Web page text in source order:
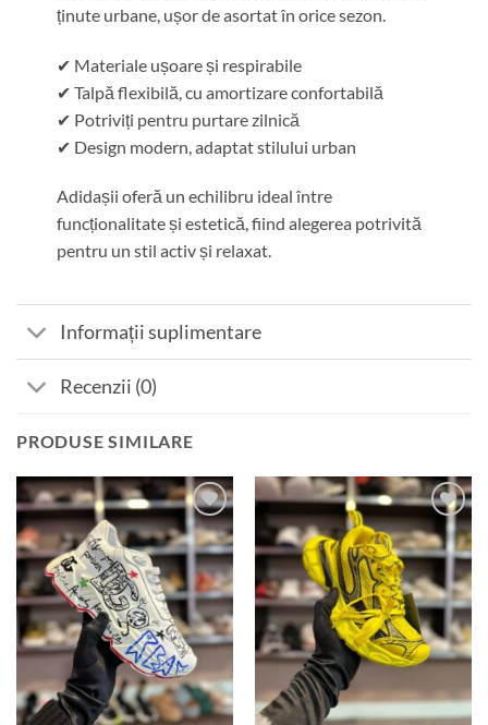
ținute urbane, ușor de asortat în orice sezon.
✔ Materiale ușoare și respirabile
✔ Talpă flexibilă, cu amortizare confortabilă
✔ Potriviți pentru purtare zilnică
✔ Design modern, adaptat stilului urban
Adidașii oferă un echilibru ideal între
funcționalitate și estetică, fiind alegerea potrivită
pentru un stil activ și relaxat.
Informații suplimentare
Recenzii (0)
PRODUSE SIMILARE
Add to
wishlist
Add to
wishlist